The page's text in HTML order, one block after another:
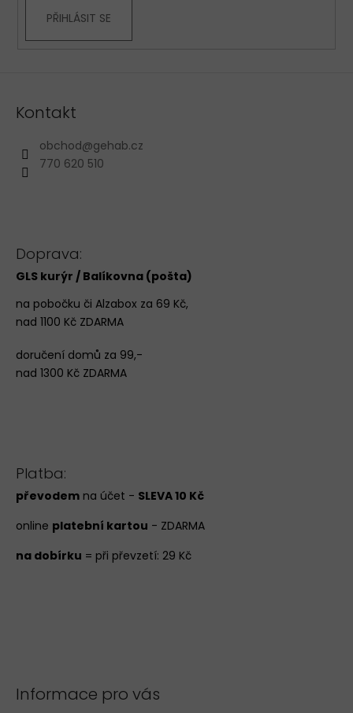
PŘIHLÁSIT SE
Kontakt
obchod@gehab.cz
770 620 510
Doprava:
GLS kurýr / Balíkovna (pošta)
na pobočku či Alzabox za 69 Kč,
nad 1100 Kč ZDARMA
doručení domů za 99,-
nad 1300 Kč ZDARMA
Platba:
převodem na účet - SLEVA 10 Kč
online platební kartou - ZDARMA
na dobírku = při převzetí: 29 Kč
Informace pro vás